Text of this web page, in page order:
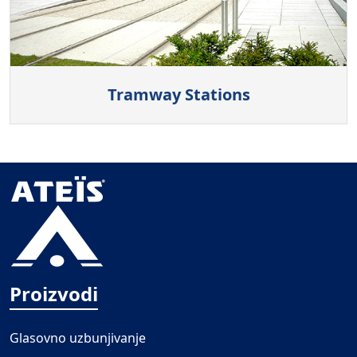
Tramway Stations
Proizvodi
Glasovno uzbunjivanje